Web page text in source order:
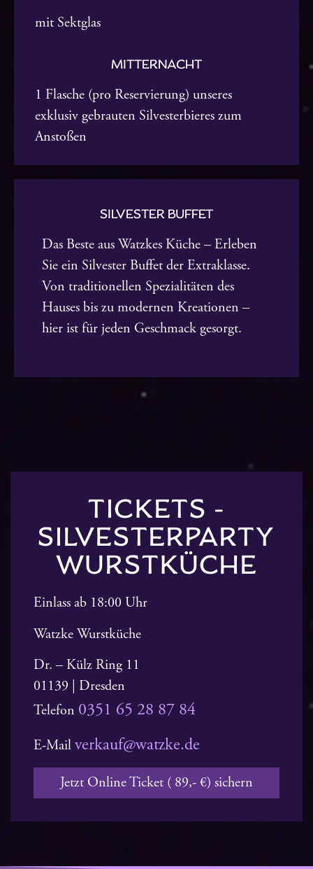
mit Sektglas
MITTERNACHT
1 Flasche (pro Reservierung) unseres
exklusiv gebrauten Silvesterbieres zum
Anstoßen
SILVESTER BUFFET
Das Beste aus Watzkes Küche – Erleben
Sie ein Silvester Buffet der Extraklasse.
Von traditionellen Spezialitäten des
Hauses bis zu modernen Kreationen –
hier ist für jeden Geschmack gesorgt.
TICKETS -
SILVESTERPARTY
WURSTKÜCHE
Einlass ab 18:00 Uhr
Watzke Wurstküche
Dr. – Külz Ring 11
01139 | Dresden
Telefon 0351 65 28 87 84
E-Mail verkauf@watzke.de
Jetzt Online Ticket ( 89,- €) sichern